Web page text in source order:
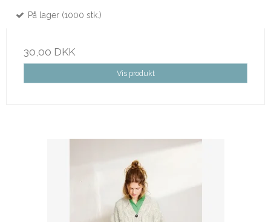
På lager (1000 stk.)
30,00 DKK
Vis produkt